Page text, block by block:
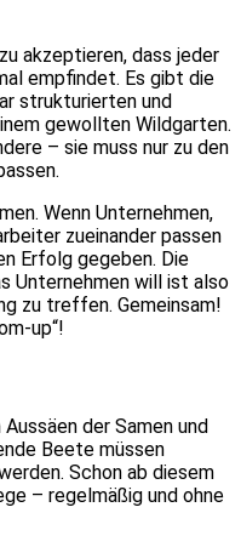
akzeptieren, dass jeder
empfindet. Es gibt die
strukturierten und
gewollten Wildgarten.
– sie muss nur zu den
Wenn Unternehmen,
zueinander passen
Erfolg gegeben. Die
Unternehmen will ist also
zu treffen. Gemeinsam!
up“!
der Samen und
Beete müssen
Schon ab diesem
– regelmäßig und ohne